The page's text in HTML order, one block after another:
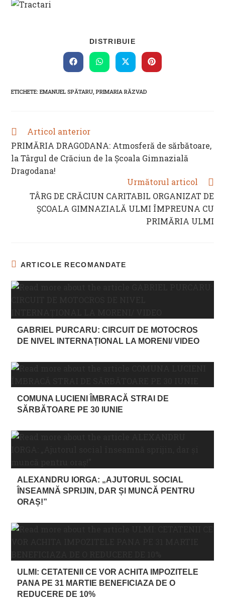
DISTRIBUIE
THIS
CONTENT
Opens
in
window
Opens
in
window
Opens
in
window
Opens
in
ETICHETE:EMANUEL SPĂTARU, PRIMARIA RĂZVAD
READ
ARTICLES
Articol anterior
PRIMĂRIA DRAGODANA: Atmosferă de sărbătoare,
la Târgul de Crăciun de la Școala Gimnazială
Dragodana!
Următorul articol
TÂRG DE CRĂCIUN CARITABIL ORGANIZAT DE
ȘCOALA GIMNAZIALĂ ULMI ÎMPREUNA CU
PRIMĂRIA ULMI
ARTICOLE RECOMANDATE
GABRIEL PURCARU: CIRCUIT DE MOTOCROS
DE NIVEL INTERNAȚIONAL LA MORENI/ VIDEO
COMUNA LUCIENI ÎMBRACĂ STRAI DE
SĂRBĂTOARE PE 30 IUNIE
ALEXANDRU IORGA: „AJUTORUL SOCIAL
ÎNSEAMNĂ SPRIJIN, DAR ȘI MUNCĂ PENTRU
ORAȘ!”
ULMI: CETATENII CE VOR ACHITA IMPOZITELE
PANA PE 31 MARTIE BENEFICIAZA DE O
REDUCERE DE 10%